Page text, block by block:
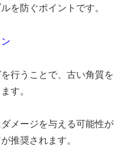
を防ぐポイントです。
行うことで、古い角質を
す。
メージを与える可能性が
推奨されます。